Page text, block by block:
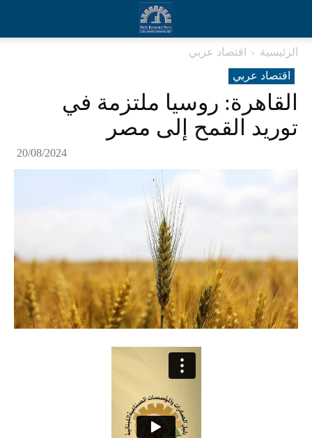
الرئيسية
اقتصاد عربي
اقتصاد عربي
القاهرة: روسيا ملتزمة في
توريد القمح إلى مصر
20/08/2024